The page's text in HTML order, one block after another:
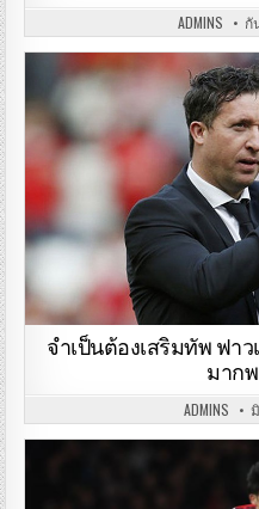
ADMINS กั
จำเป็นต้องเสริมทัพ ฟา
มาก
ADMINS